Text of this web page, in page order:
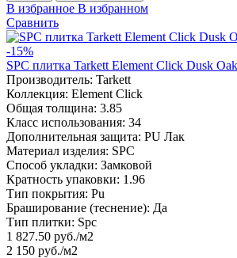
В избранное В избранном
Сравнить
-15%
SPC плитка Tarkett Element Click Dusk Oak
Производитель: Tarkett
Коллекция: Element Click
Общая толщина: 3.85
Класс использования: 34
Дополнительная защита: PU Лак
Материал изделия: SPC
Способ укладки: Замковой
Кратность упаковки: 1.96
Тип покрытия: Pu
Браширование (теснение): Да
Тип плитки: Spc
1 827.50 руб./м2
2 150 руб./м2